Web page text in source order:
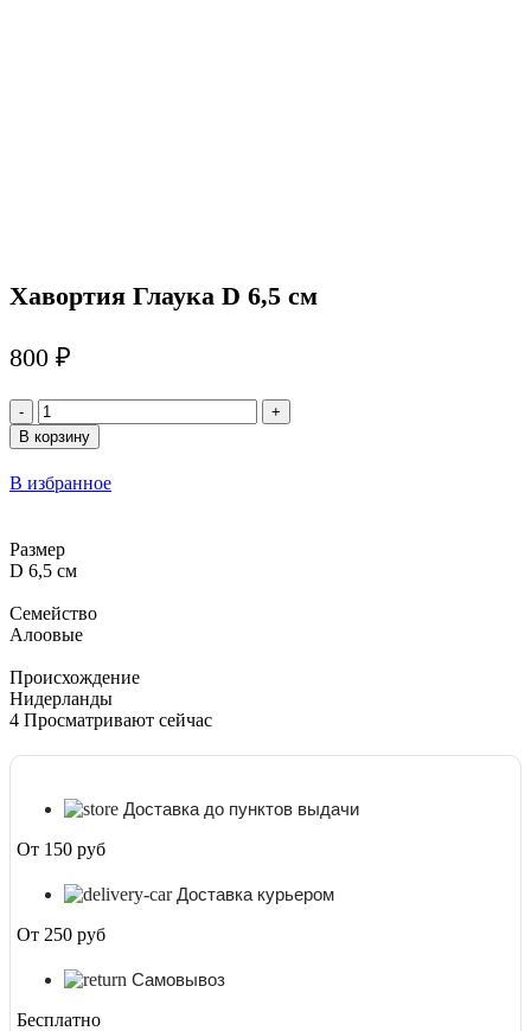
Хавортия Глаука D 6,5 см
800 ₽
Количество
товара
Хавортия
Глаука
D
В корзину
В избранное
Размер
D 6,5 см
Семейство
Алоовые
Происхождение
Нидерланды
4 Просматривают сейчас
Доставка до пунктов выдачи
От 150 руб
Доставка курьером
От 250 руб
Самовывоз
Бесплатно